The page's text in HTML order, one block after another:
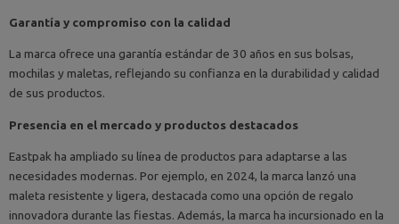
Garantía y compromiso con la calidad
La marca ofrece una garantía estándar de 30 años en sus bolsas,
mochilas y maletas, reflejando su confianza en la durabilidad y calidad
de sus productos.
Presencia en el mercado y productos destacados
Eastpak ha ampliado su línea de productos para adaptarse a las
necesidades modernas. Por ejemplo, en 2024, la marca lanzó una
maleta resistente y ligera, destacada como una opción de regalo
innovadora durante las fiestas. Además, la marca ha incursionado en la